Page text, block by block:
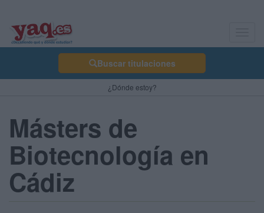
Buscar titulaciones
¿Dónde estoy?
Másters de
Biotecnología en
Cádiz